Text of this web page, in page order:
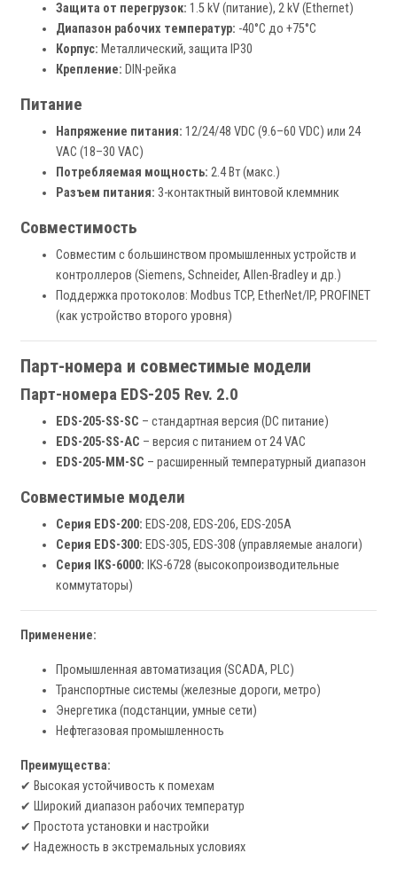
Защита от перегрузок: 1.5 kV (питание), 2 kV (Ethernet)
Диапазон рабочих температур: -40°C до +75°C
Корпус: Металлический, защита IP30
Крепление: DIN-рейка
Питание
Напряжение питания: 12/24/48 VDC (9.6–60 VDC) или 24
VAC (18–30 VAC)
Потребляемая мощность: 2.4 Вт (макс.)
Разъем питания: 3-контактный винтовой клеммник
Совместимость
Совместим с большинством промышленных устройств и
контроллеров (Siemens, Schneider, Allen-Bradley и др.)
Поддержка протоколов: Modbus TCP, EtherNet/IP, PROFINET
(как устройство второго уровня)
Парт-номера и совместимые модели
Парт-номера EDS-205 Rev. 2.0
EDS-205-SS-SC – стандартная версия (DC питание)
EDS-205-SS-AC – версия с питанием от 24 VAC
EDS-205-MM-SC – расширенный температурный диапазон
Совместимые модели
Серия EDS-200: EDS-208, EDS-206, EDS-205A
Серия EDS-300: EDS-305, EDS-308 (управляемые аналоги)
Серия IKS-6000: IKS-6728 (высокопроизводительные
коммутаторы)
Применение:
Промышленная автоматизация (SCADA, PLC)
Транспортные системы (железные дороги, метро)
Энергетика (подстанции, умные сети)
Нефтегазовая промышленность
Преимущества:
✔ Высокая устойчивость к помехам
✔ Широкий диапазон рабочих температур
✔ Простота установки и настройки
✔ Надежность в экстремальных условиях